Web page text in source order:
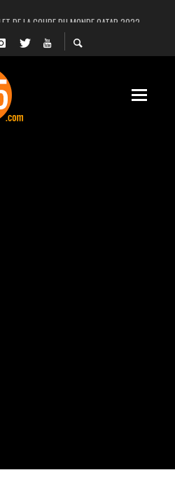
DE LA COUPE DU MONDE QATAR 2022
HORS SERVICE! EST-CE UNE CYBER-
PLANÈTE MARS EN ULTRA-HAUTE DÉFINITION
PREMIER VOL HABITÉ DE SPACEX
EL ABIDINE BEN ALI, SERA-T-IL ENTERRÉ EN